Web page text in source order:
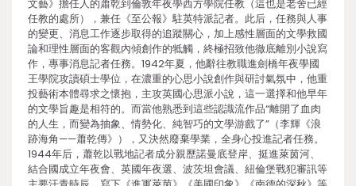
文藝》擔任人的蕭乾到倫敦年夜學西方學院任教（這也是老舍已經
任教的處所），兼任《至公報》駐英特派記者。此后，任務與人事
的變更、消息工作逐步取得的追蹤關心，加上感性層面的文學救國
論和理性層面的客觀內傾創作的牴觸，終極招致他徹底離別小說寫
作，專事消息記者任務。1942年夏，他辭往教職進劍橋年夜學國
王學院攻讀碩士學位，在濃重的心思小說創作與研討氣氛中，他重
投藝術本體尋求之懷抱，主攻英國心思派小說，這一選擇和他早年
的文學旨趣是相符的。而當他熟悉到這些認識流作品“離開了血肉
的人生，而變為抽象、情勢化、純智巧的文學游戲了”（李輝《浪
跡海角——蕭乾傳》），又決然廢棄學業，全身心投進記者任務。
1944年后，蕭乾以戰地記者成分親歷諾曼底登岸、挺進萊茵河、
結合國成立年夜會、英國年夜選、波茨坦會議、紐倫堡戰犯審訊等